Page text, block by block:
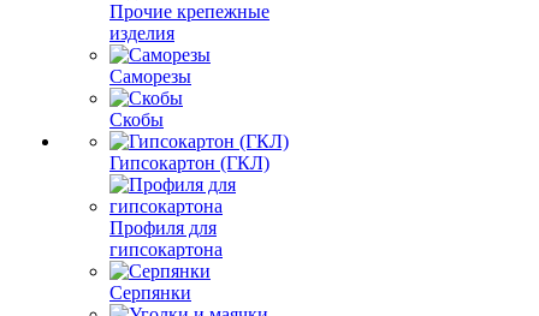
Прочие крепежные
изделия
Саморезы
Скобы
Гипсокартон (ГКЛ)
Профиля для
гипсокартона
Серпянки